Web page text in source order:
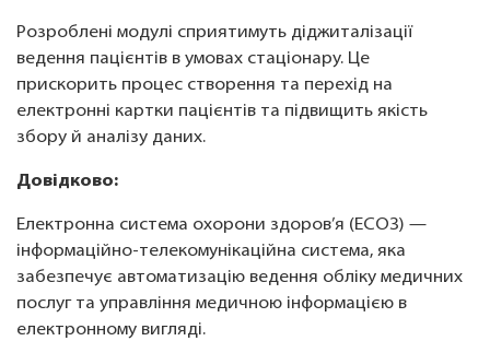
Розроблені модулі сприятимуть діджиталізації
ведення пацієнтів в умовах стаціонару. Це
прискорить процес створення та перехід на
електронні картки пацієнтів та підвищить якість
збору й аналізу даних.
Довідково:
Електронна система охорони здоров’я (ЕСОЗ) —
інформаційно-телекомунікаційна система, яка
забезпечує автоматизацію ведення обліку медичних
послуг та управління медичною інформацією в
електронному вигляді.